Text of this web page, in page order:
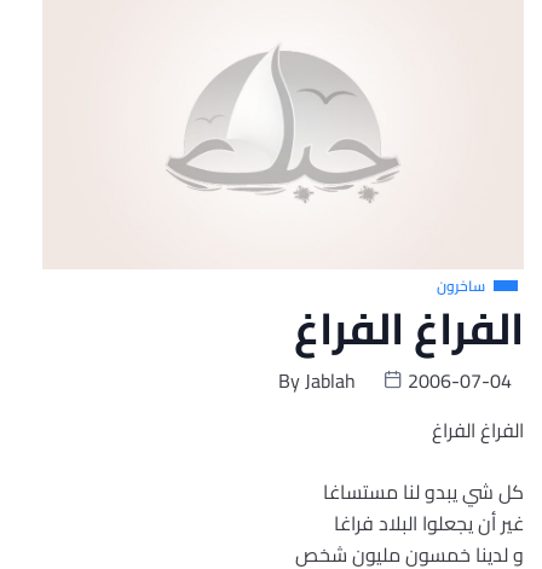
ساخرون
الفراغ الفراغ
ByJablah
2006-07-04
الفراغ الفراغ
كل شي يبدو لنا مستساغا
غير أن يجعلوا البلاد فراغا
و لدينا خمسون مليون شخص